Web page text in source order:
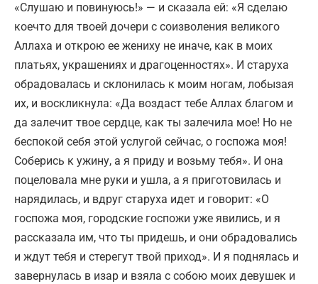
«Слушаю и повинуюсь!» — и сказала ей: «Я сделаю
коечто для твоей дочери с соизволения великого
Аллаха и открою ее жениху не иначе, как в моих
платьях, украшениях и драгоценностях». И старуха
обрадовалась и склонилась к моим ногам, лобызая
их, и воскликнула: «Да воздаст тебе Аллах благом и
да залечит твое сердце, как ты залечила мое! Но не
беспокой себя этой услугой сейчас, о госпожа моя!
Соберись к ужину, а я приду и возьму тебя». И она
поцеловала мне руки и ушла, а я приготовилась и
нарядилась, и вдруг старуха идет и говорит: «О
госпожа моя, городские госпожи уже явились, и я
рассказала им, что ты придешь, и они обрадовались
и ждут тебя и стерегут твой приход». И я поднялась и
завернулась в изар и взяла с собою моих девушек и